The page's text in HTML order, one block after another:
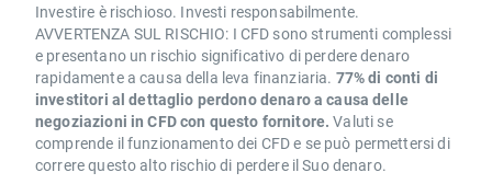
Investire è rischioso. Investi responsabilmente.
AVVERTENZA SUL RISCHIO: I CFD sono strumenti complessi
e presentano un rischio significativo di perdere denaro
rapidamente a causa della leva finanziaria. 77% di conti di
investitori al dettaglio perdono denaro a causa delle
negoziazioni in CFD con questo fornitore. Valuti se
comprende il funzionamento dei CFD e se può permettersi di
correre questo alto rischio di perdere il Suo denaro.